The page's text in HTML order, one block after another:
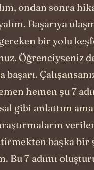
ondan sonra
Başarıya
bir yolu
Öğrenciyseniz
başarı.
hemen şu 7
gibi anlattım ama
başka bir
Bu 7 adımı